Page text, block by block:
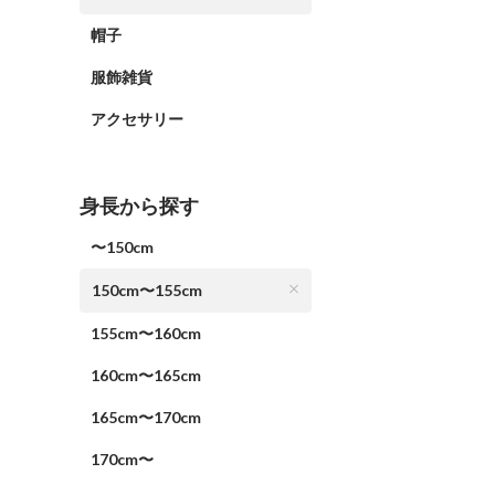
帽子
服飾雑貨
アクセサリー
身長から探す
〜150cm
150cm〜155cm
155cm〜160cm
160cm〜165cm
165cm〜170cm
170cm〜